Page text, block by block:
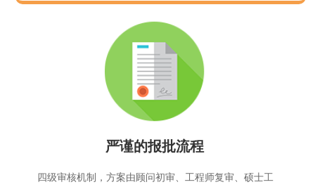
严谨的报批流程
四级审核机制，方案由顾问初审、工程师复审、硕士工